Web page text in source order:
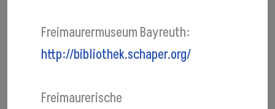
Freimaurermuseum Bayreuth:
http://bibliothek.schaper.org/
Freimaurerische